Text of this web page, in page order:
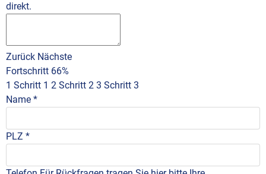
direkt.
Zurück Nächste
Fortschritt 66%
1 Schritt 1 2 Schritt 2 3 Schritt 3
Name *
PLZ *